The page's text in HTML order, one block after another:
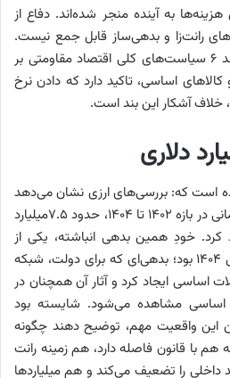
به آینده منجر شده‌اند. دفاع از
رانت‌زا و بدهی‌ساز قابل جمع نیست.
همچنین باید یادآور شد که بند ۶ سیاست‌های کلی اقتصاد مقاومتی بر
کالاهای اساسی، تاکید دارد که دادن نرخ
خلاف آشکار این بند است.
است که: بررسی‌های ارزی نشان می‌دهد
استمرار سیاست ارز ۲۸۵۰۰ تومانی در بازه ۱۴۰۲ تا ۱۴۰۴، حدود ۷.۵‌میلیارد
کرد. خودِ همین بدهی انباشته، یکی از
عوامل مهم نوسانات ارزی سال ۱۴۰۴ بود؛ بدهی‌ای که برای دولت، شبکه
ایجاد کرد و آثار آن همچنان در
اساسی مشاهده می‌شود. شایسته بود
این واقعیت مهم، توضیح دهند چگونه
با قانون فاصله دارد، هم زمینه رانت
داخلی را تضعیف می‌کند و هم‌ میلیاردها